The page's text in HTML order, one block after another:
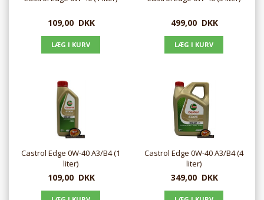
109,00 DKK 499,00 DKK
Castrol Edge 0W-40 A3/B4 (1
liter)
109,00 DKK
Castrol Edge 0W-40 A3/B4 (4
liter)
349,00 DKK